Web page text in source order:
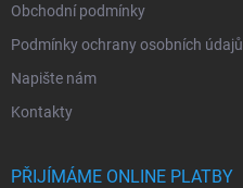
Obchodní podmínky
Podmínky ochrany osobních údajů
Napište nám
Kontakty
PŘIJÍMÁME ONLINE PLATBY